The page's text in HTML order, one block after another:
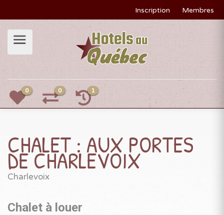
Inscription Membres
0 0 1
CHALET : AUX PORTES
DE CHARLEVOIX
Charlevoix
Chalet à louer